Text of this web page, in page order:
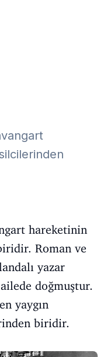
hareketinin
Roman ve
yazar
doğmuştur.
yaygın
biridir.